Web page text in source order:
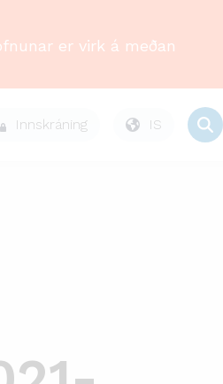
Innskráning IS
er virk á meðan